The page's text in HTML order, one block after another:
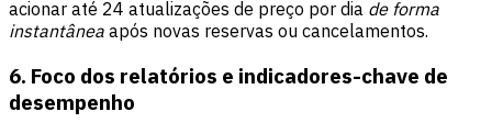
acionar até 24 atualizações de preço por dia de forma
instantânea após novas reservas ou cancelamentos.
6. Foco dos relatórios e indicadores-chave de
desempenho